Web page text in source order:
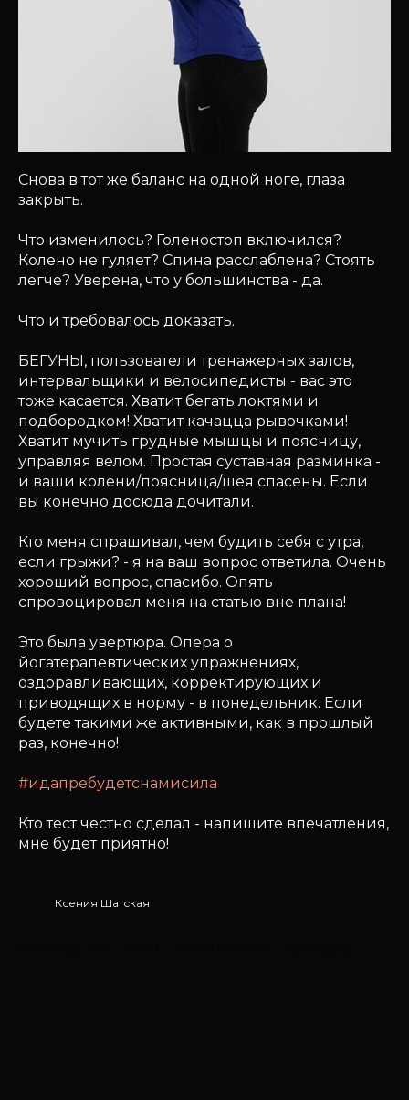
Снова в тот же баланс на одной ноге, глаза
закрыть.
Что изменилось? Голеностоп включился?
Колено не гуляет? Спина расслаблена? Стоять
легче? Уверена, что у большинства - да.
Что и требовалось доказать.
БЕГУНЫ, пользователи тренажерных залов,
интервальщики и велосипедисты - вас это
тоже касается. Хватит бегать локтями и
подбородком! Хватит качацца рывочками!
Хватит мучить грудные мышцы и поясницу,
управляя велом. Простая суставная разминка -
и ваши колени/поясница/шея спасены. Если
вы конечно досюда дочитали.
Кто меня спрашивал, чем будить себя с утра,
если грыжи? - я на ваш вопрос ответила. Очень
хороший вопрос, спасибо. Опять
спровоцировал меня на статью вне плана!
Это была увертюра. Опера о
йогатерапевтических упражнениях,
оздоравливающих, корректирующих и
приводящих в норму - в понедельник. Если
будете такими же активными, как в прошлый
раз, конечно!
#идапребудетснамисила
Кто тест честно сделал - напишите впечатления,
мне будет приятно!
Ксения Шатская